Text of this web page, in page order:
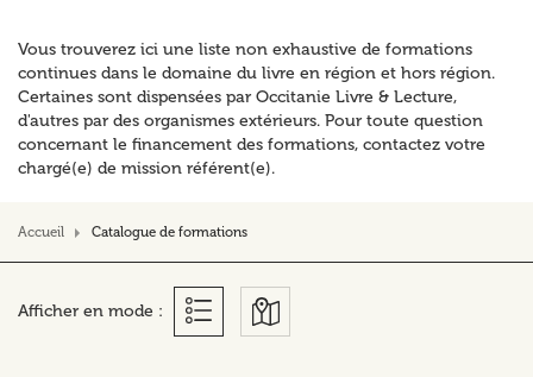
Vous trouverez ici une liste non exhaustive de formations
continues dans le domaine du livre en région et hors région.
Certaines sont dispensées par Occitanie Livre & Lecture,
d'autres par des organismes extérieurs. Pour toute question
concernant le financement des formations, contactez votre
chargé(e) de mission référent(e).
Accueil Catalogue de formations
Afficher en mode :